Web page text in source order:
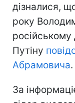
дізналися,
року
Путіну
Абрамовича.
За